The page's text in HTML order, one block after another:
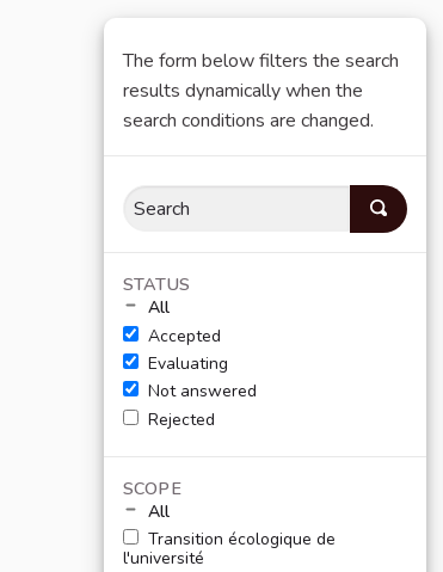
The form below filters the search
results dynamically when the
search conditions are changed.
STATUS
All
Accepted
Evaluating
Not answered
Rejected
SCOPE
All
Transition écologique de
l'université